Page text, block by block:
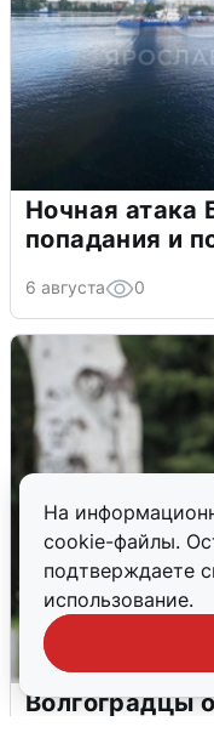
На
cookie-файлы.
подтверждаете
использование.
Ночная атака
попадания и
6 августа 0
Волгоградцы